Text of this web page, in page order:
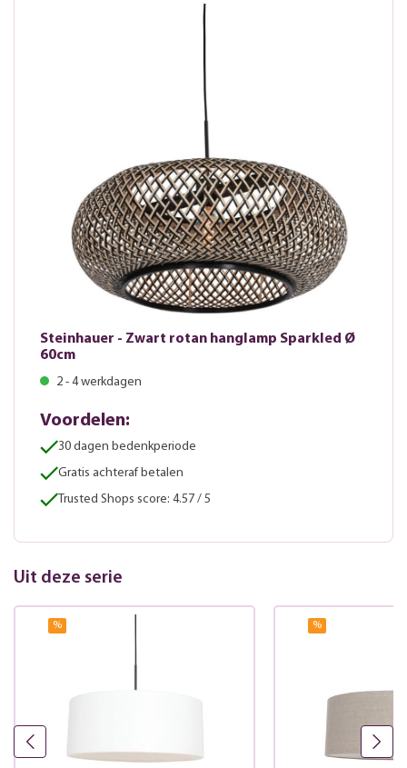
Steinhauer - Zwart rotan hanglamp Sparkled Ø
60cm
2 - 4 werkdagen
Voordelen:
30 dagen bedenkperiode
Gratis achteraf betalen
Trusted Shops score: 4.57 / 5
Uit deze serie
% %